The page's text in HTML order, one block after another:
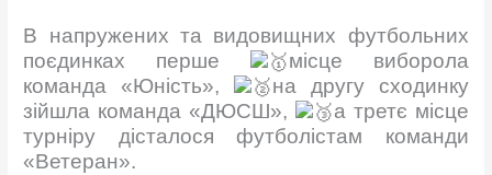
В напружених та видовищних футбольних
поєдинках перше
місце виборола
команда «Юність»,
на другу сходинку
зійшла команда «ДЮСШ»,
а третє місце
турніру дісталося футболістам команди
«Ветеран».